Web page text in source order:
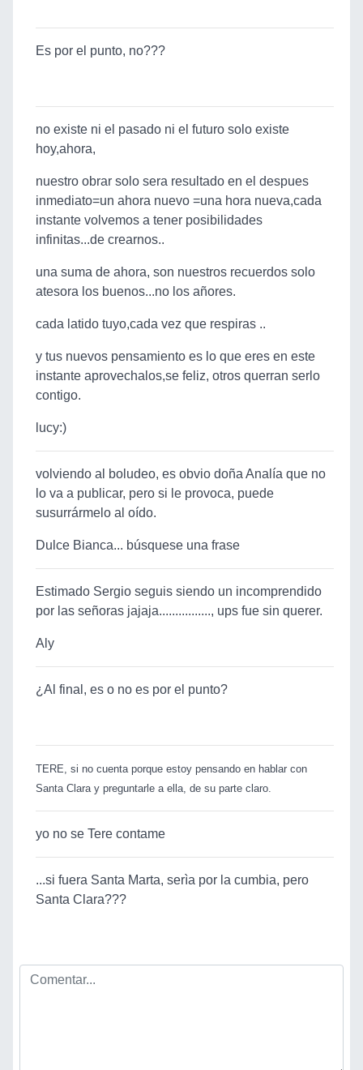
Es por el punto, no???
no existe ni el pasado ni el futuro solo existe
hoy,ahora,
nuestro obrar solo sera resultado en el despues
inmediato=un ahora nuevo =una hora nueva,cada
instante volvemos a tener posibilidades
infinitas...de crearnos..
una suma de ahora, son nuestros recuerdos solo
atesora los buenos...no los añores.
cada latido tuyo,cada vez que respiras ..
y tus nuevos pensamiento es lo que eres en este
instante aprovechalos,se feliz, otros querran serlo
contigo.
lucy:)
volviendo al boludeo, es obvio doña Analía que no
lo va a publicar, pero si le provoca, puede
susurrármelo al oído.
Dulce Bianca... búsquese una frase
Estimado Sergio seguis siendo un incomprendido
por las señoras jajaja................, ups fue sin querer.
Aly
¿Al final, es o no es por el punto?
TERE, si no cuenta porque estoy pensando en hablar con
Santa Clara y preguntarle a ella, de su parte claro.
yo no se Tere contame
...si fuera Santa Marta, serìa por la cumbia, pero
Santa Clara???